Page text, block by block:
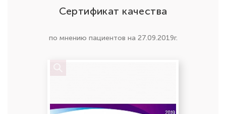
Аветова Ольга Валерьевна
Сертификат качества
по мнению пациентов на 27.09.2019г.